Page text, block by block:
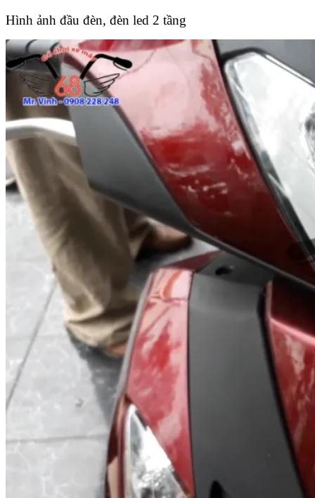
Hình ảnh đầu đèn, đèn led 2 tầng